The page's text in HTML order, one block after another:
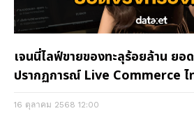
เจนนี่ไลฟ์ขายของทะลุร้อยล้าน ยอ
ปรากฏการณ์ Live Commerce ไ
16 ตุลาคม 2568 12:00